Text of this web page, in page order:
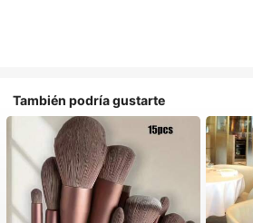
También podría gustarte